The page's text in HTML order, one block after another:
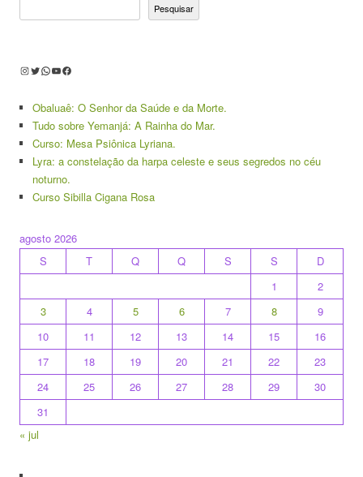
Pesquisar
Instagram
Twitter
WhatsApp
Youtube
Facebook
Obaluaê: O Senhor da Saúde e da Morte.
Tudo sobre Yemanjá: A Rainha do Mar.
Curso: Mesa Psiônica Lyriana.
Lyra: a constelação da harpa celeste e seus segredos no céu
noturno.
Curso Sibilla Cigana Rosa
agosto 2026
S
T Q Q S S
D
1
2
3
4 5 6 7 8
9
10
11 12 13 14 15
16
17
18 19 20 21 22
23
24
25 26 27 28 29
30
31
« jul